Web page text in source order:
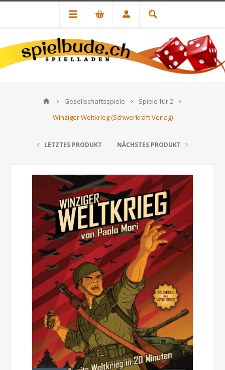
Gesellschaftsspiele
Spiele für 2
Winziger Weltkrieg (Schwerkraft Verlag)
LETZTES PRODUKT NÄCHSTES PRODUKT